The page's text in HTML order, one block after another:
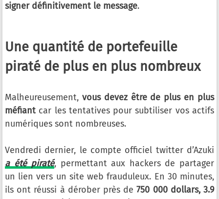
signer définitivement le message.
Une quantité de portefeuille
piraté de plus en plus nombreux
Malheureusement, vous devez être de plus en plus
méfiant car les tentatives pour subtiliser vos actifs
numériques sont nombreuses.
Vendredi dernier, le compte officiel twitter d’Azuki
a été piraté, permettant aux hackers de partager
un lien vers un site web frauduleux. En 30 minutes,
ils ont réussi à dérober près de750 000 dollars, 3.9